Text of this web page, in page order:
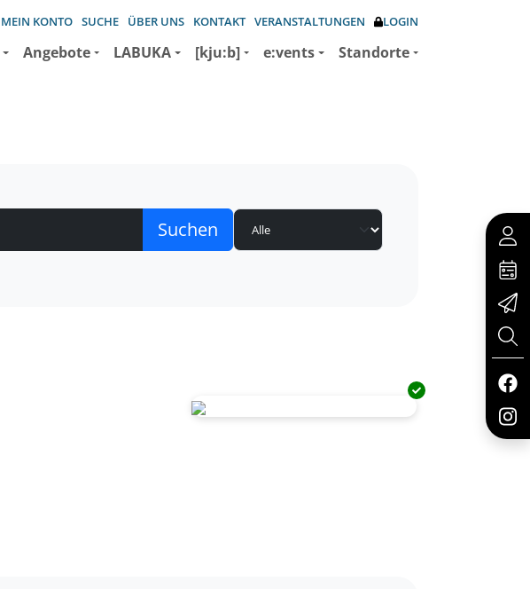
MEIN KONTO SUCHE ÜBER UNS KONTAKT VERANSTALTUNGEN LOGIN
Angebote LABUKA [kju:b] e:vents Standorte